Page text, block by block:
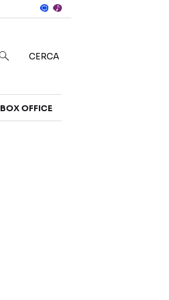
CERCA
BOX OFFICE